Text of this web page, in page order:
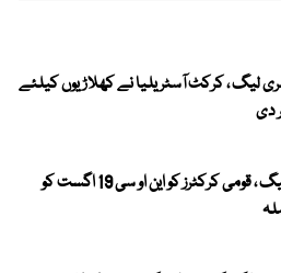
لیگ ، کرکٹ آسٹریلیا نے کھلاڑیوں کیلئے
دی
کیریبین پریمیئر لیگ ، قومی کرکٹرز کو این او سی 19 اگست کو